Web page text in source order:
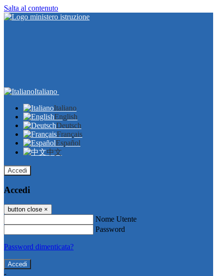
Salta al contenuto
Italiano
Italiano
English
Deutsch
Français
Español
中文
Accedi
Accedi
button close ×
Nome Utente
Password
Password dimenticata?
-